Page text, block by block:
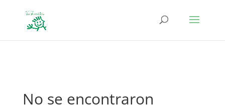
No se encontraron